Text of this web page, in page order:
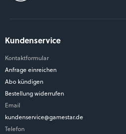
Kundenservice
Kontaktformular
Anfrage einreichen
Abo kündigen
Bestellung widerrufen
Email
kundenservice@gamestar.de
Telefon